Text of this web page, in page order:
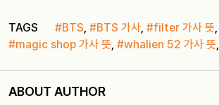
TAGS #BTS, #BTS 가사, #filter 가사 뜻,
#magic shop 가사 뜻, #whalien 52 가사 뜻,
ABOUT AUTHOR